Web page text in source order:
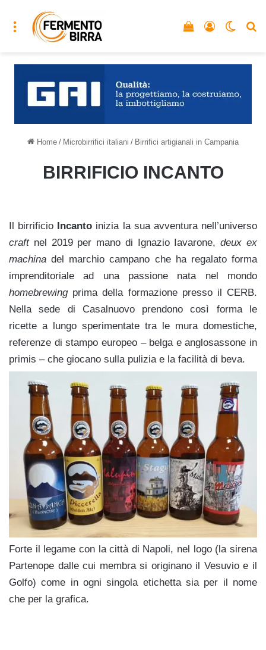
Menu Accedi
Vedi il carrello
Home / Microbirrifici italiani / Birrifici artigianali in Campania
BIRRIFICIO INCANTO
Il birrificio Incanto inizia la sua avventura nell’universo
craftnel 2019 per mano di Ignazio Iavarone,deux ex
machina del marchio campano che ha regalato forma
imprenditoriale ad una passione nata nel mondo
homebrewingprima della formazione presso il CERB.
Nella sede di Casalnuovo prendono così forma le
ricette a lungo sperimentate tra le mura domestiche,
referenze di stampo europeo – belga e anglosassone in
primis – che giocano sulla pulizia e la facilità di beva.
Forte il legame con la città di Napoli, nel logo (la sirena
Partenope dalle cui membra si originano il Vesuvio e il
Golfo) come in ogni singola etichetta sia per il nome
che per la grafica.